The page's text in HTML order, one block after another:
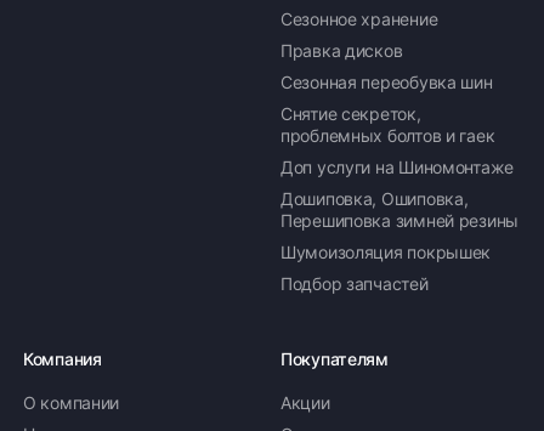
Сезонное хранение
Правка дисков
Сезонная переобувка шин
Снятие секреток,
проблемных болтов и гаек
Доп услуги на Шиномонтаже
Дошиповка, Ошиповка,
Перешиповка зимней резины
Шумоизоляция покрышек
Подбор запчастей
Компания
О компании
Покупателям
Акции